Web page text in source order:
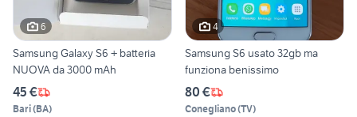
6
Samsung Galaxy S6 + batteria
NUOVA da 3000 mAh
45 €
Bari(BA)
4
Samsung S6 usato 32gb ma
funziona benissimo
80 €
Conegliano(TV)